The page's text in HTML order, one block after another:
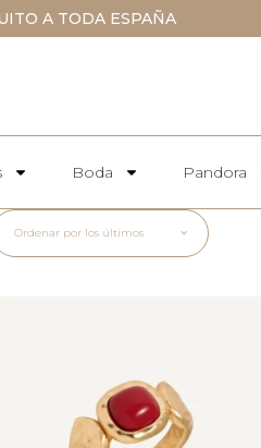
A TODA ESPAÑA
Boda Pandora
Ordenar por los últimos